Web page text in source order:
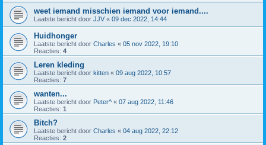
weet iemand misschien iemand voor iemand....
Laatste bericht door JJV « 09 dec 2022, 14:44
Huidhonger
Laatste bericht door Charles « 05 nov 2022, 19:10
Reacties: 4
Leren kleding
Laatste bericht door kitten « 09 aug 2022, 10:57
Reacties: 7
wanten...
Laatste bericht door Peter^ « 07 aug 2022, 11:46
Reacties: 1
Bitch?
Laatste bericht door Charles « 04 aug 2022, 22:12
Reacties: 2